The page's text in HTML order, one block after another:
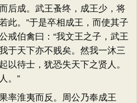
后成。武王蚤终，成王少，将
此。”于是卒相成王，而使其子
戒伯禽曰：“我文王之子，武王
于天下亦不贱矣。然我一沐三
以待士，犹恐失天下之贤人。
。”
淮夷而反。周公乃奉成王